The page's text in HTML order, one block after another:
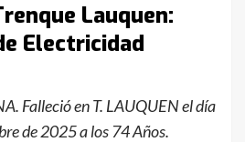
Lauquen:
Electricidad
Falleció en T. LAUQUEN el día
de 2025 a los 74 Años.